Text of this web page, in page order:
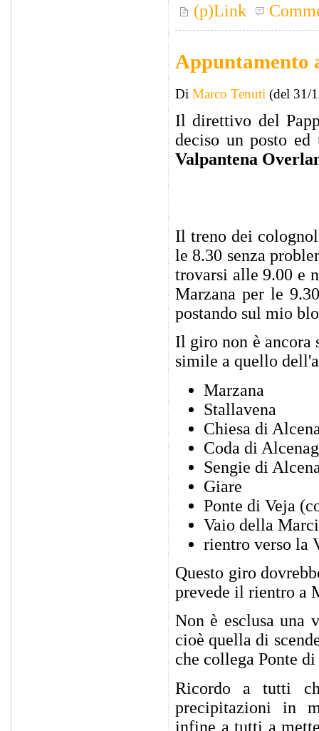
(p)Link
Appuntamento
Di Marco Tenuti (del 31/
Il direttivo del
deciso un posto
Valpantena
Il treno dei
le 8.30 senza
trovarsi alle 9.00 e
Marzana per le
postando sul mio
Il giro non è ancora
simile a quello
Marzana
Stallavena
Chiesa di
Coda di
Sengie di
Giare
Ponte di Veja
Vaio della
rientro verso la
Questo giro
prevede il rientro a
Non è esclusa una
cioè quella di
che collega Ponte
Ricordo a tutti
precipitazioni in
infine a tutti a